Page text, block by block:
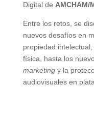
Digital de AMCHAM/
Entre los retos, se
nuevos desafíos en
propiedad
física, hasta los
marketing y la
audiovisuales en